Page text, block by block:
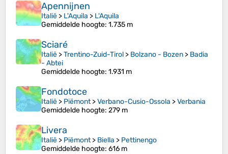
Apennijnen
Italië > L'Aquila > L'Aquila
Gemiddelde hoogte: 1.735 m
Sciaré
Italië >Trentino-Zuid-Tirol > Bolzano - Bozen > Badia
- Abtei
Gemiddelde hoogte: 1.931 m
Fondotoce
Italië > Piëmont>Verbano-Cusio-Ossola >Verbania
Gemiddelde hoogte: 279 m
Livera
Italië > Piëmont> Biella > Pettinengo
Gemiddelde hoogte: 616 m